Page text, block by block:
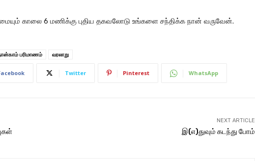
காலை 6 மணிக்கு புதிய தகவலோடு உங்களை சந்திக்க நான் வருவேன்.
பரிமாணம் வரலாறு
Twitter Pinterest WhatsApp
NEXT ARTICLE
இ(எ)துவும் கடந்து போம்